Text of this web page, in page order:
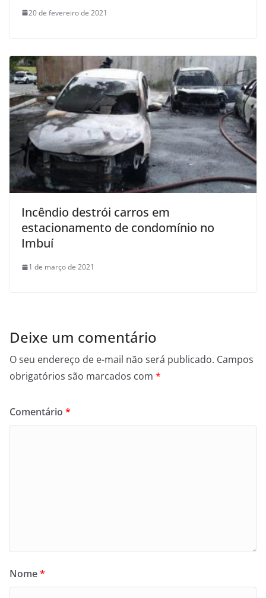
20 de fevereiro de 2021
Incêndio destrói carros em
estacionamento de condomínio no
Imbuí
1 de março de 2021
Deixe um comentário
O seu endereço de e-mail não será publicado. Campos
obrigatórios são marcados com *
Comentário *
Nome*